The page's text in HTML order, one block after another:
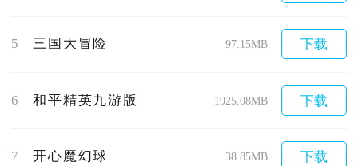
5 三国大冒险 97.15MB 下载
6 和平精英九游版 1925.08MB 下载
7 开心魔幻球 38.85MB 下载